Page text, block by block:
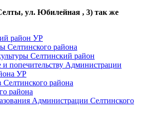
ул. Юбилейная , 3) так же
район УР
Селтинского района
Селтинский район
и попечительству Администрации
УР
Селтинского района
района
Администрации Селтинского